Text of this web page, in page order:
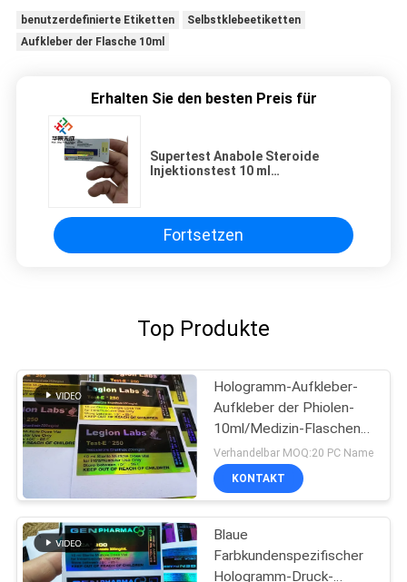
benutzerdefinierte Etiketten
Selbstklebeetiketten
Aufkleber der Flasche 10ml
Erhalten Sie den besten Preis für
Supertest Anabole Steroide
Injektionstest 10 ml
Fortsetzen
Top Produkte
Hologramm-Aufkleber-
Aufkleber der Phiolen-
10ml/Medizin-Flaschen-
Aufkleber-Laserdruck
Verhandelbar MOQ:20 PC Name
KONTAKT
Blaue
Farbkundenspezifischer
Hologramm-Druck-